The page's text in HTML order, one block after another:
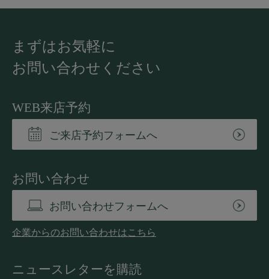
まずはお気軽に
お問い合わせください
WEB来店予約
ご来店予約フォームへ
お問い合わせ
お問い合わせフォームへ
企業からのお問い合わせはこちら
ニュースレターを購読